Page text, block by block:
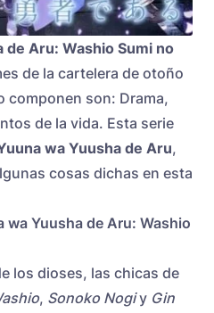
de Aru: Washio Sumi no
de la cartelera de otoño
componen son: Drama,
de la vida. Esta serie
wa Yuusha de Aru,
cosas dichas en esta
wa Yuusha de Aru: Washio
los dioses, las chicas de
, Sonoko Nogiy Gin